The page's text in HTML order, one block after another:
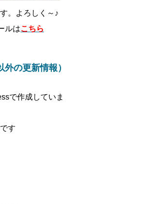
。よろしく～♪
ルはこちら
外の更新情報）
で作成していま
す